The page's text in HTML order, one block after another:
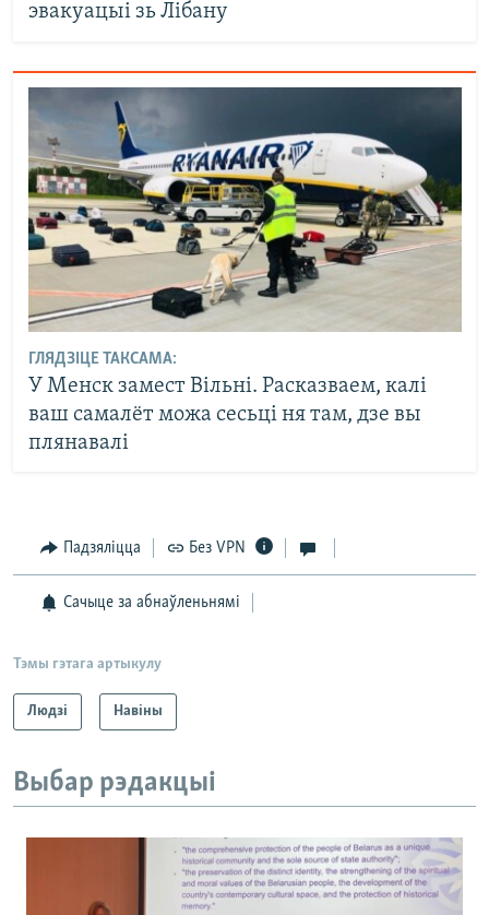
эвакуацыі зь Лібану
ГЛЯДЗІЦЕ ТАКСАМА:
У Менск замест Вільні. Расказваем, калі
ваш самалёт можа сесьці ня там, дзе вы
плянавалі
Падзяліцца Без VPN
Сачыце за абнаўленьнямі
Тэмы гэтага артыкулу
Людзі Навіны
Выбар рэдакцыі